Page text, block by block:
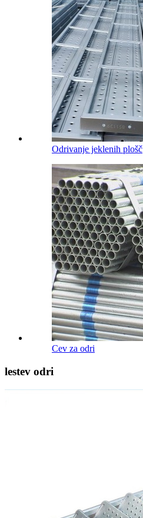
Odrivanje jeklenih plošč
Cev za odri
lestev odri